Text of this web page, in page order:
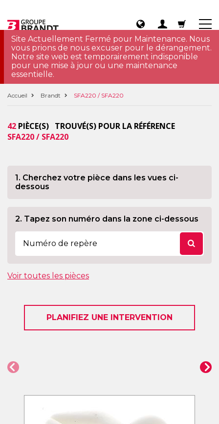
Site Actuellement Fermé pour Maintenance. Nous
vous prions de nous excuser pour le dérangement.
Notre site web est temporairement indisponible
pour une mise à jour ou une maintenance
essentielle.
Accueil Brandt SFA220 / SFA220
42 PIÈCE(S) TROUVÉ(S) POUR LA RÉFÉRENCE
SFA220 / SFA220
1. Cherchez votre pièce dans les vues ci-
dessous
2. Tapez son numéro dans la zone ci-dessous
Voir toutes les pièces
PLANIFIEZ UNE INTERVENTION